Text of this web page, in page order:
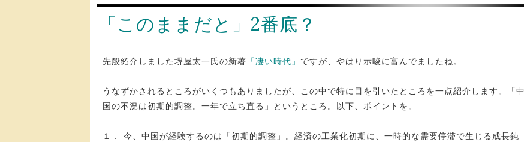
「このままだと」2番底？
先般紹介しました堺屋太一氏の新著 「凄い時代」 ですが、やはり示唆に富んでましたね。
うなずかされるところがいくつもありましたが、この中で特に目を引いたところを一点紹介します。「中
国の不況は初期的調整。一年で立ち直る」というところ。以下、ポイントを。
１． 今、中国が経験するのは「初期的調整」。経済の工業化初期に、一時的な需要停滞で生じる成長鈍